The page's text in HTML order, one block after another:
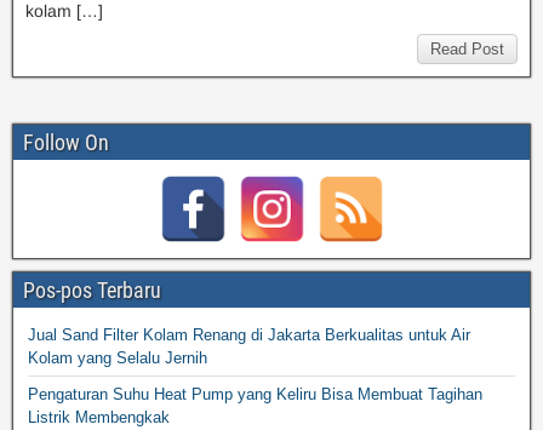
kolam […]
Read Post
Follow On
Pos-pos Terbaru
Jual Sand Filter Kolam Renang di Jakarta Berkualitas untuk Air
Kolam yang Selalu Jernih
Pengaturan Suhu Heat Pump yang Keliru Bisa Membuat Tagihan
Listrik Membengkak